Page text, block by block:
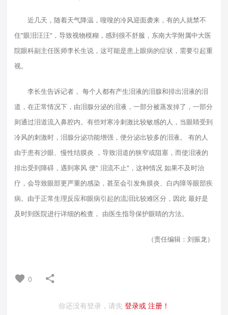
近几天，随着天气降温，嗖嗖的冷风迎面袭来，有的人就禁不
住"眼泪汪汪"，导致视物模糊，感到很不舒服，东南大学附属中大医
院眼科副主任医师李长生说，这可能是患上眼病的症状，需要引起重
视。
李长生告诉记者， 每个人都有产生泪液的泪腺和排出泪液的泪
道，在正常情况下，由泪腺分泌的泪液，一部分被蒸发掉了，一部分
则通过泪道流入鼻腔内。有些对寒冷刺激比较敏感的人，当眼睛受到
冷风的刺激时，泪腺分泌功能增强，便分泌出较多的泪液。 有的人
由于患有沙眼、慢性结膜炎 ，导致泪道的狭窄或阻塞，而使泪液的
排出受到障碍，遇到寒风 便" 泪流不止"，这种情况 如果不及时治
疗，会导致眼部更严重的感染，甚至会引发角膜炎、白内障等眼部疾
病。由于正常生理反应和眼病引起的流泪比较难区分，因此 最好是
及时到医院进行详细的检查， 由医生指导保护眼睛的方法。
（责任编辑：刘振龙）
0
你还没有登录，请先 登录或 注册！